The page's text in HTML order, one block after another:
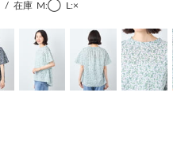
/ 在庫 M:◯ L:×